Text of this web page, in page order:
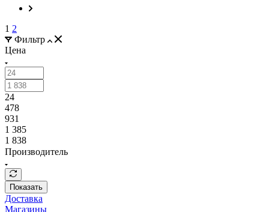
1 2
Фильтр
Цена
24
478
931
1 385
1 838
Производитель
Показать
Доставка
Магазины